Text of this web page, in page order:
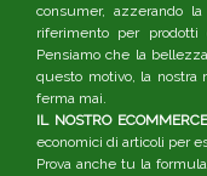
consumer, azzerando
riferimento per prodotti
Pensiamo che la
questo motivo, la nostra
ferma mai.
IL NOSTRO ECOMMERCE
economici di articoli per
Prova anche tu la